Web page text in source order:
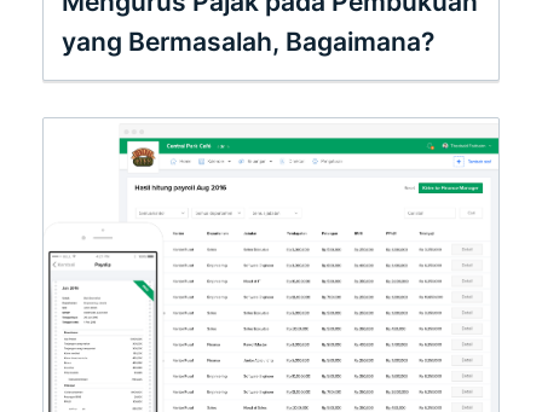
yang Bermasalah, Bagaimana?